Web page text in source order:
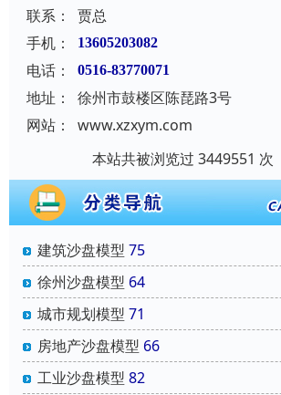
联系：
贾总
手机：
13605203082
电话： 0516-83770071
地址：
徐州市鼓楼区陈琵路3号
网站：
www.xzxym.com
本站共被浏览过 3449551 次
建筑沙盘模型 75
徐州沙盘模型 64
城市规划模型 71
房地产沙盘模型 66
工业沙盘模型 82